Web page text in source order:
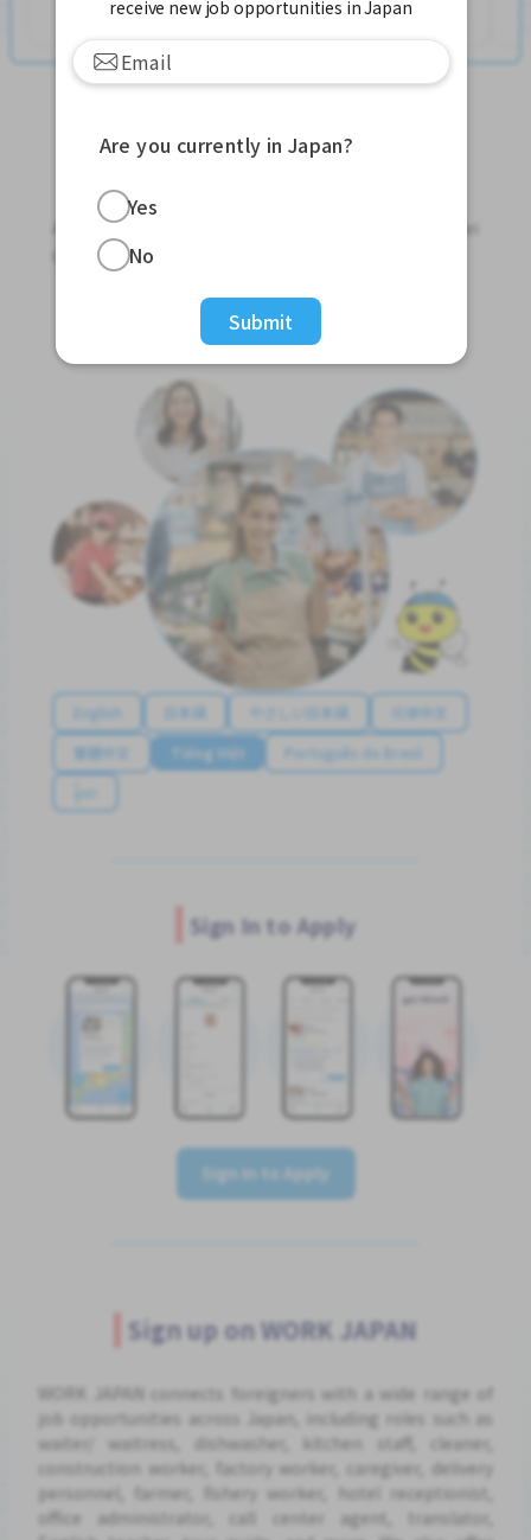
Apply for Part-Time Jobs, Full-Time Jobs and Tokutei
Ginou Jobs!
Get Started
English 日本語 やさしい日本語
简体中文
繁體中文
Tiếng Việt
Português do Brasil
န်မာ
Sign In to Apply
Sign In to Apply
Sign up on WORK JAPAN
WORK JAPAN connects foreigners with a wide range of
job opportunities across Japan, including roles such as
waiter/ waitress, dishwasher, kitchen staff, cleaner,
construction worker, factory worker, caregiver, delivery
personnel, farmer, fishery worker, hotel receptionist,
office administrator, call center agent, translator,
receive new job opportunities in Japan
Are you currently in Japan?
Yes
No
Submit